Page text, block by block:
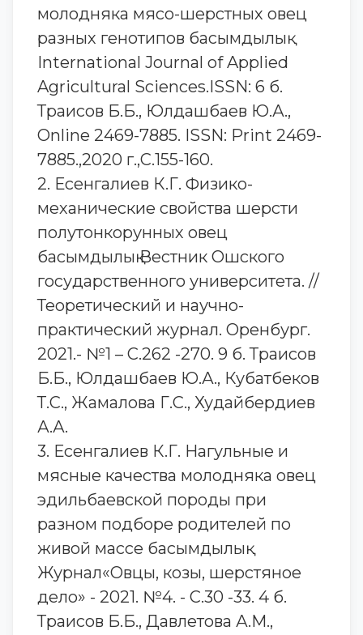
молодняка мясо-шерстных овец
разных генотипов басымдылық
International Journal of Applied
Agricultural Sciences.ISSN: 6 б.
Траисов Б.Б., Юлдашбаев Ю.А.,
Online 2469-7885. ISSN: Print 2469-
7885.,2020 г.,С.155-160.
2. Есенгалиев К.Г. Физико-
механические свойства шерсти
полутонкорунных овец
басымдылық Вестник Ошского
государственного университета. //
Теоретический и научно-
практический журнал. Оренбург.
2021.- №1 – С.262 -270. 9 б. Траисов
Б.Б., Юлдашбаев Ю.А., Кубатбеков
Т.С., Жамалова Г.С., Худайбердиев
А.А.
3. Есенгалиев К.Г. Нагульные и
мясные качества молодняка овец
эдильбаевской породы при
разном подборе родителей по
живой массе басымдылық
Журнал«Овцы, козы, шерстяное
дело» - 2021. №4. - С.30 -33. 4 б.
Траисов Б.Б., Давлетова А.М.,